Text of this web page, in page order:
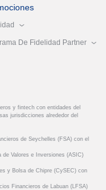
De Fidelidad Partner
y fintech con entidades del
jurisdicciones alrededor del
de Seychelles (FSA) con el
de Valores e Inversiones (ASIC)
y Bolsa de Chipre (CySEC) con
Financieros de Labuan (LFSA)